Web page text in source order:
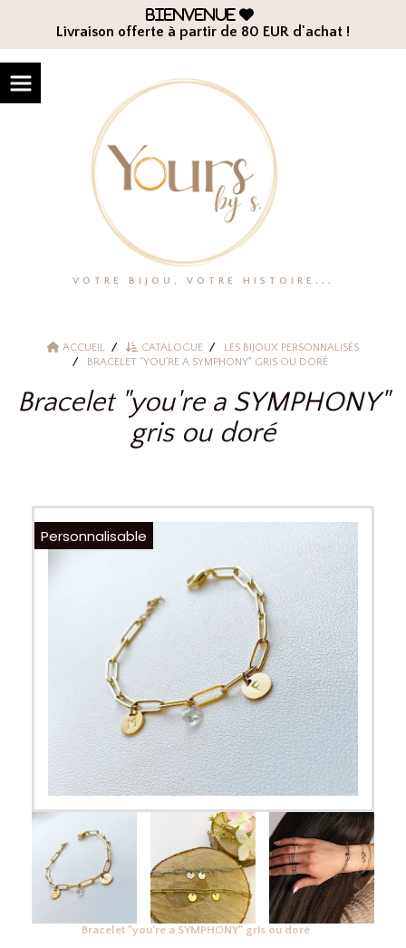
Bienvenue 
Livraison offerte à partir de 80 EUR d'achat !
VOTRE BIJOU, VOTRE HISTOIRE...
ACCUEIL CATALOGUE
LES BIJOUX PERSONNALISÉS
BRACELET "YOU'RE A SYMPHONY" GRIS OU DORÉ
Bracelet "you're a SYMPHONY"
gris ou doré
Personnalisable
Bracelet "you're a SYMPHONY" gris ou doré
Panneau de gestion des cookies